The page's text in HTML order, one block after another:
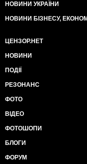
НОВИНИ УКРАЇНИ
НОВИНИ БІЗНЕСУ,
ЦЕНЗОР.НЕТ
НОВИНИ
ПОДІЇ
РЕЗОНАНС
ФОТО
ВІДЕО
ФОТОШОПИ
БЛОГИ
ФОРУМ